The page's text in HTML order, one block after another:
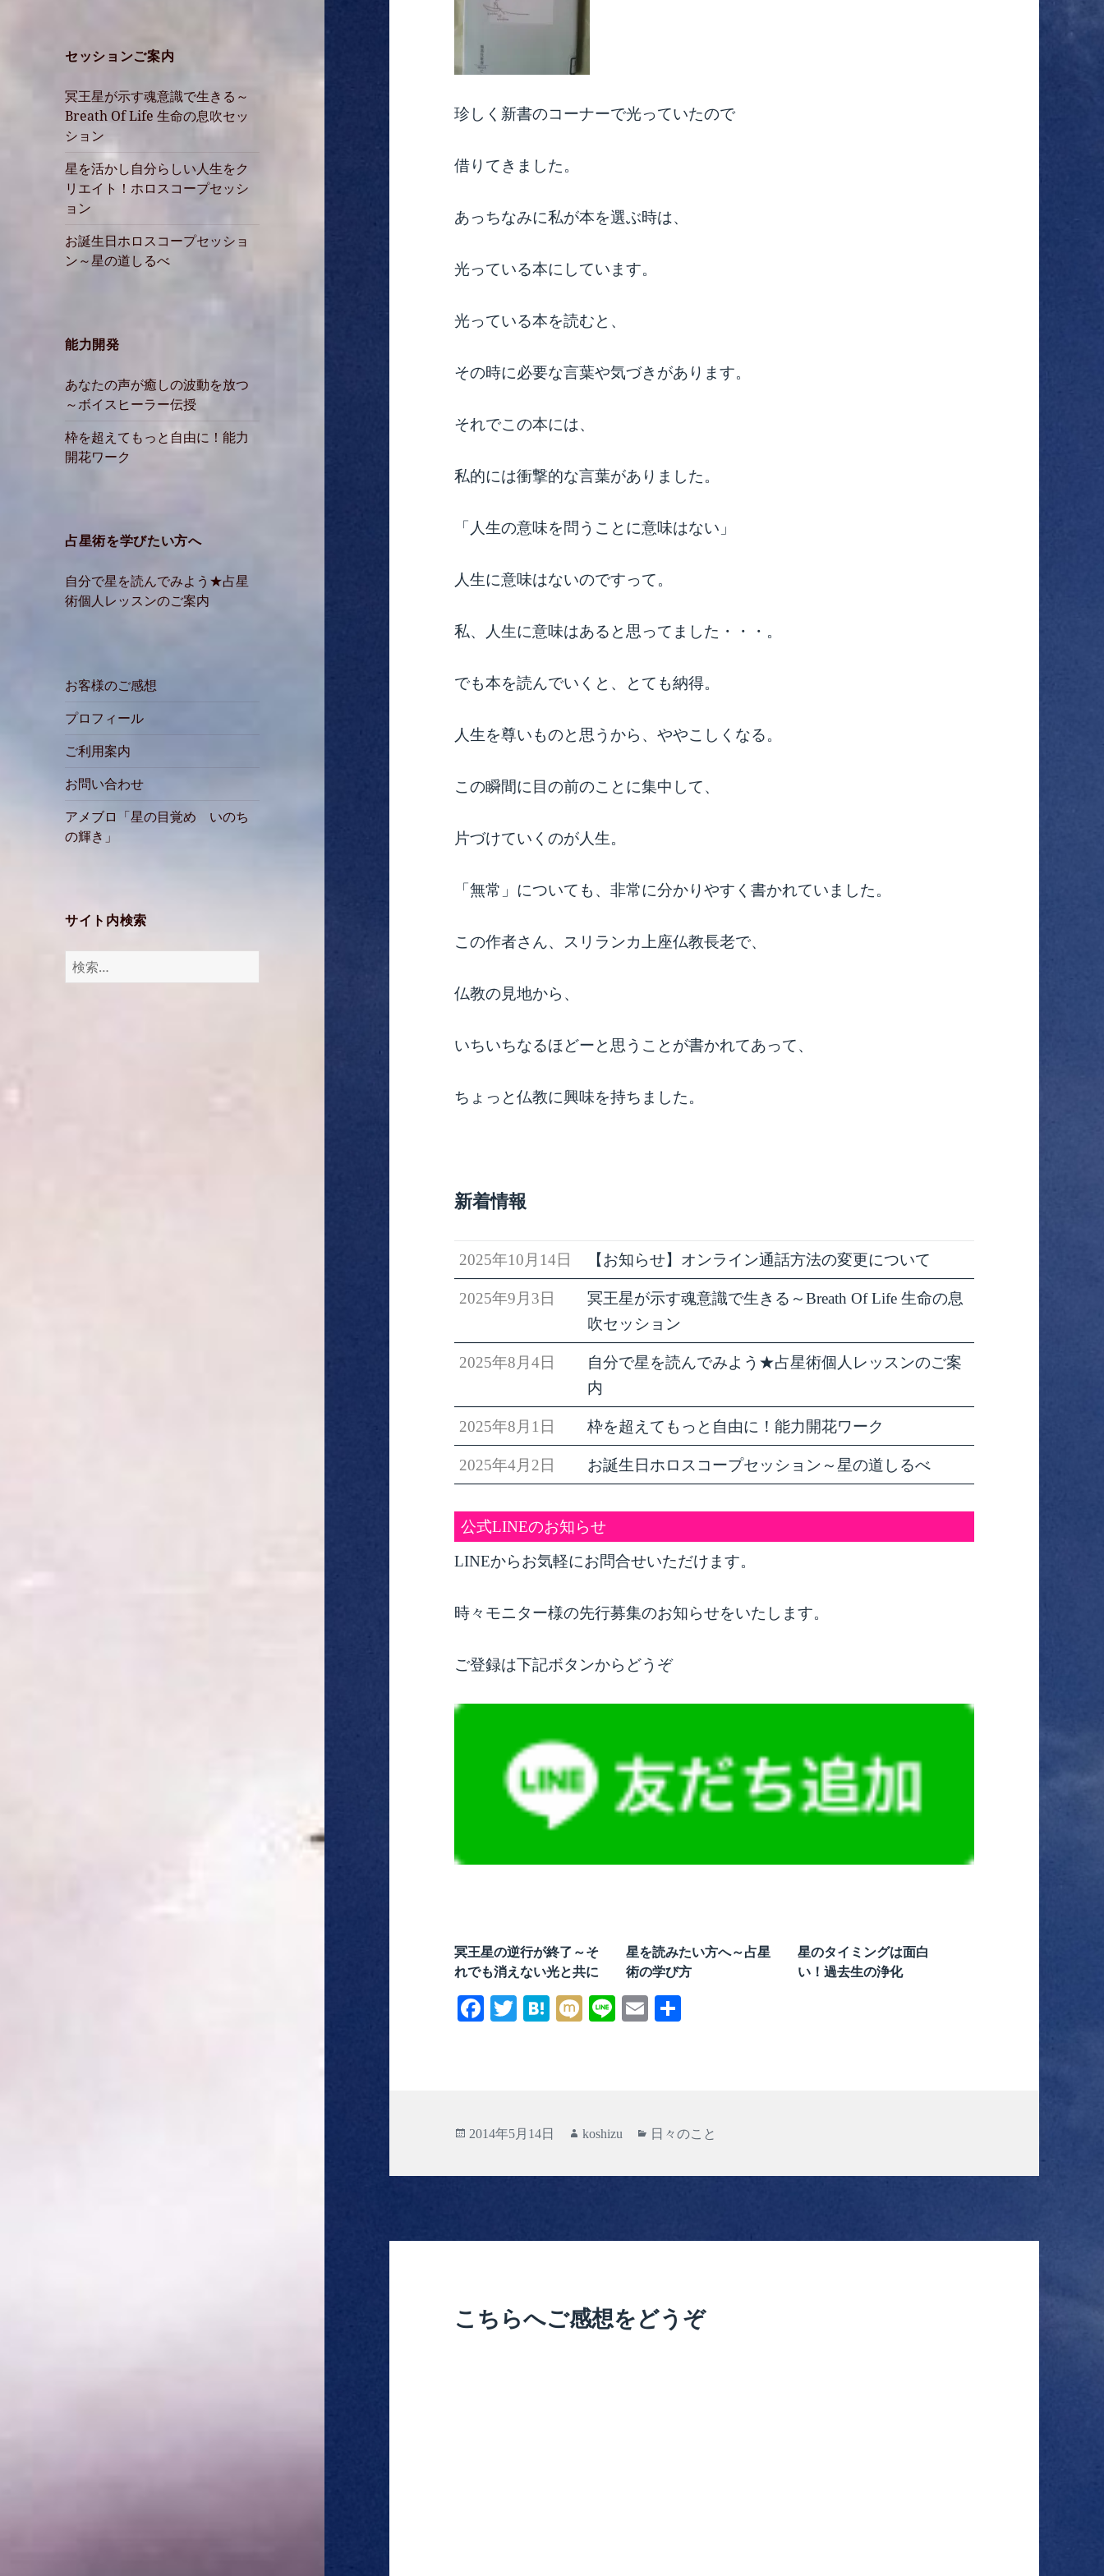
セッションご案内
冥王星が示す魂意識で生きる～
Breath Of Life 生命の息吹セッ
ション
星を活かし自分らしい人生をク
リエイト！ホロスコープセッシ
ョン
お誕生日ホロスコープセッショ
ン～星の道しるべ
能力開発
あなたの声が癒しの波動を放つ
～ボイスヒーラー伝授
枠を超えてもっと自由に！能力
開花ワーク
占星術を学びたい方へ
自分で星を読んでみよう★占星
術個人レッスンのご案内
お客様のご感想
プロフィール
ご利用案内
お問い合わせ
アメブロ「星の目覚め いのち
の輝き」
サイト内検索
検
索:
珍しく新書のコーナーで光っていたので
借りてきました。
あっちなみに私が本を選ぶ時は、
光っている本にしています。
光っている本を読むと、
その時に必要な言葉や気づきがあります。
それでこの本には、
私的には衝撃的な言葉がありました。
「人生の意味を問うことに意味はない」
人生に意味はないのですって。
私、人生に意味はあると思ってました・・・。
でも本を読んでいくと、とても納得。
人生を尊いものと思うから、ややこしくなる。
この瞬間に目の前のことに集中して、
片づけていくのが人生。
「無常」についても、非常に分かりやすく書かれていました。
この作者さん、スリランカ上座仏教長老で、
仏教の見地から、
いちいちなるほどーと思うことが書かれてあって、
ちょっと仏教に興味を持ちました。
新着情報
2025年10月14日 【お知らせ】オンライン通話方法の変更について
2025年9月3日
冥王星が示す魂意識で生きる～Breath Of Life 生命の息
吹セッション
2025年8月4日
自分で星を読んでみよう★占星術個人レッスンのご案
内
2025年8月1日 枠を超えてもっと自由に！能力開花ワーク
2025年4月2日 お誕生日ホロスコープセッション～星の道しるべ
公式LINEのお知らせ
LINEからお気軽にお問合せいただけます。
時々モニター様の先行募集のお知らせをいたします。
ご登録は下記ボタンからどうぞ
冥王星の逆行が終了～そ
れでも消えない光と共に
星を読みたい方へ～占星
術の学び方
星のタイミングは面白
い！過去生の浄化
Fa
T
H
M
Li
E
投
2014年5月14日
作
koshizu
カ
日々のこと
こちらへご感想をどうぞ